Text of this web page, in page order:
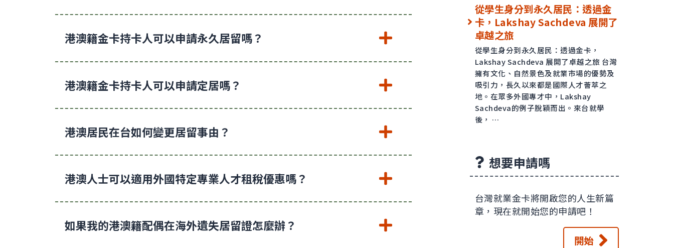
港澳籍金卡持卡人可以申請永久居留嗎？
港澳籍金卡持卡人可以申請定居嗎？
港澳居民在台如何變更居留事由？
港澳人士可以適用外國特定專業人才租稅優惠嗎？
如果我的港澳籍配偶在海外遺失居留證怎麼辦？
從學生身分到永久居民：透過金
卡，Lakshay Sachdeva 展開了
卓越之旅
從學生身分到永久居民：透過金卡，
Lakshay Sachdeva 展開了卓越之旅 台灣
擁有文化、自然景色及就業市場的優勢及
吸引力，長久以來都是國際人才薈萃之
地。在眾多外國專才中，Lakshay
Sachdeva的例子脫穎而出。來台就學
後， …
想要申請嗎
台灣就業金卡將開啟您的人生新篇
章，現在就開始您的申請吧！
開始